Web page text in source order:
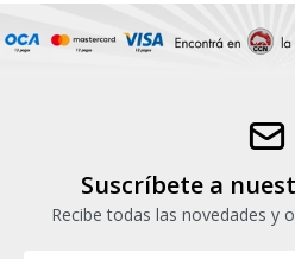
Suscríbete a
Recibe todas las novedades y